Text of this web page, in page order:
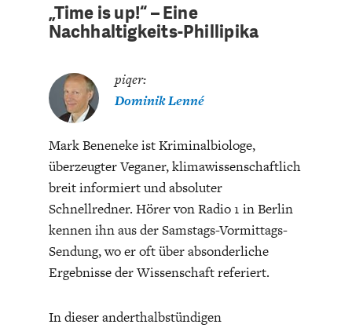
„Time is up!“ – Eine
Nachhaltigkeits-Phillipika
piqer:
Dominik Lenné
Mark Beneneke ist Kriminalbiologe,
überzeugter Veganer, klimawissenschaftlich
breit informiert und absoluter
Schnellredner. Hörer von Radio 1 in Berlin
kennen ihn aus der Samstags-Vormittags-
Sendung, wo er oft über absonderliche
Ergebnisse der Wissenschaft referiert.
In dieser anderthalbstündigen